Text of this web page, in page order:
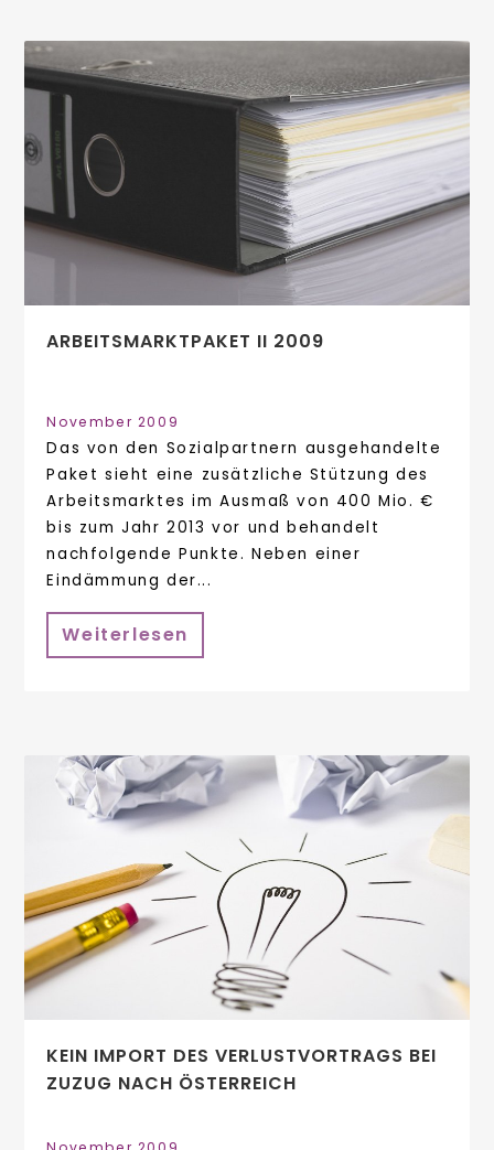
ARBEITSMARKTPAKET II 2009
November 2009
Das von den Sozialpartnern ausgehandelte
Paket sieht eine zusätzliche Stützung des
Arbeitsmarktes im Ausmaß von 400 Mio. €
bis zum Jahr 2013 vor und behandelt
nachfolgende Punkte. Neben einer
Eindämmung der...
Weiterlesen
KEIN IMPORT DES VERLUSTVORTRAGS BEI
ZUZUG NACH ÖSTERREICH